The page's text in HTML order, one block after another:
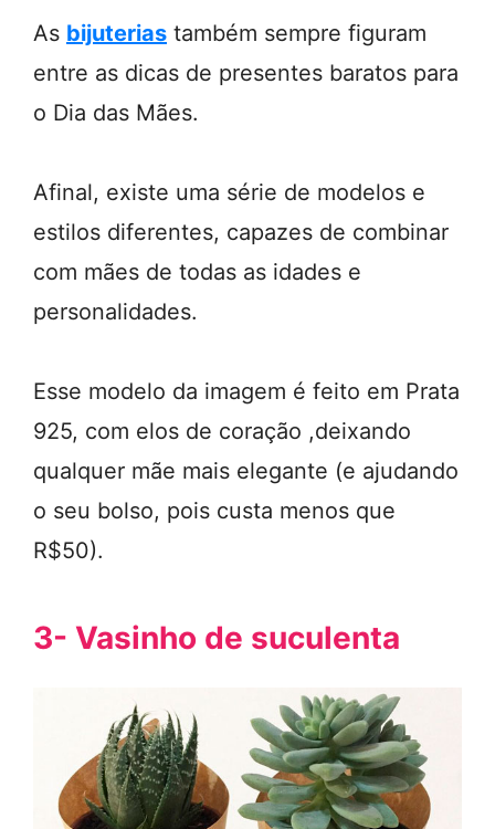
As bijuterias também sempre figuram
entre as dicas de presentes baratos para
o Dia das Mães.
Afinal, existe uma série de modelos e
estilos diferentes, capazes de combinar
com mães de todas as idades e
personalidades.
Esse modelo da imagem é feito em Prata
925, com elos de coração ,deixando
qualquer mãe mais elegante (e ajudando
o seu bolso, pois custa menos que
R$50).
3- Vasinho de suculenta